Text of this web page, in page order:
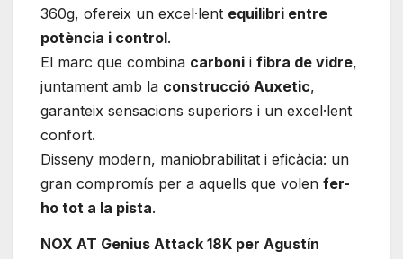
360g, ofereix un excel·lent equilibri entre
potència i control.
El marc que combina carboni i fibra de vidre,
juntament amb la construcció Auxetic,
garanteix sensacions superiors i un excel·lent
confort.
Disseny modern, maniobrabilitat i eficàcia: un
gran compromís per a aquells que volen fer-
ho tot a la pista.
NOX AT Genius Attack 18K per Agustín